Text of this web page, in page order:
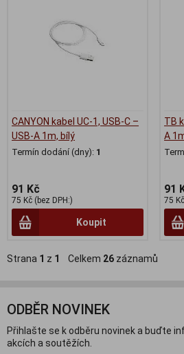
CANYON kabel UC-1, USB-C –
USB-A 1m, bílý
Termín dodání (dny): 1
91 Kč
75 Kč (bez DPH:)
Koupit
TB
A
91
75
Strana 1 z 1 Celkem 26 záznamů
ODBĚR NOVINEK
Přihlašte se k odběru novinek a buďte
akcích a soutěžích.